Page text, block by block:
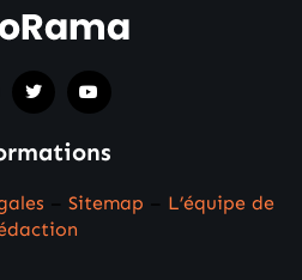
Sitemap
L’équipe de